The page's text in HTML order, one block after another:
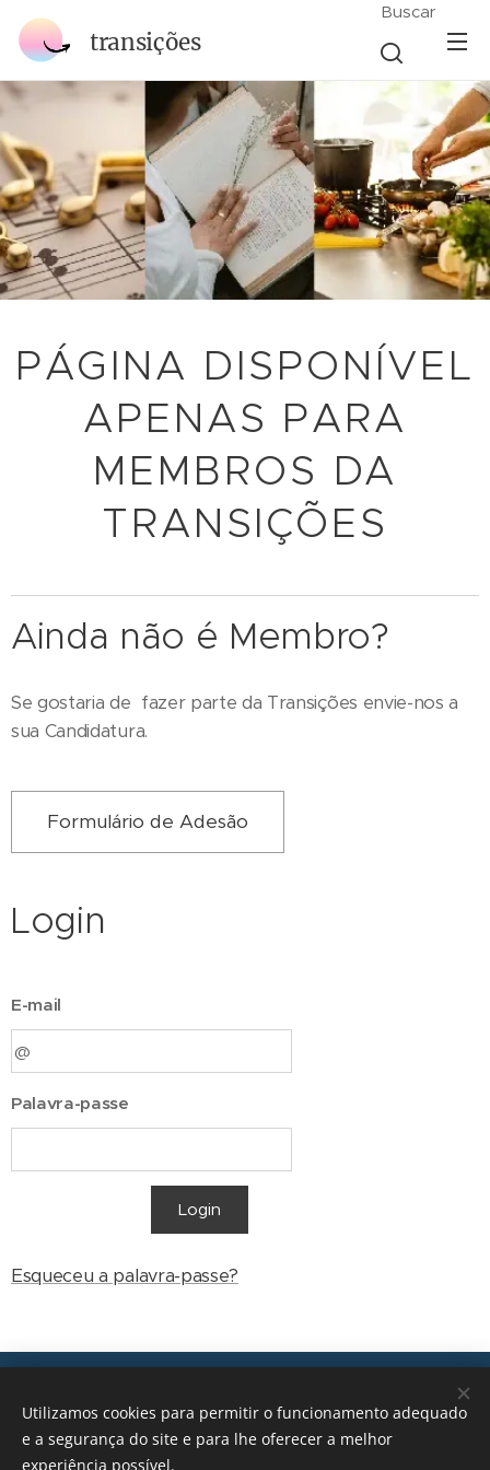
transições
Buscar
PÁGINA DISPONÍVEL
APENAS PARA
MEMBROS DA
TRANSIÇÕES
Ainda não é Membro?
Se gostaria de fazer parte da Transições envie-nos a
sua Candidatura.
Formulário de Adesão
Login
E-mail
Palavra-passe
Login
Esqueceu a palavra-passe?
geral@transicoes.pt
Utilizamos cookies para permitir o funcionamento adequado
e a segurança do site e para lhe oferecer a melhor
experiência possível.